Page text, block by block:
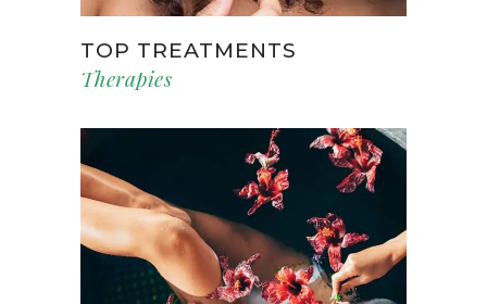
TOP TREATMENTS
Therapies